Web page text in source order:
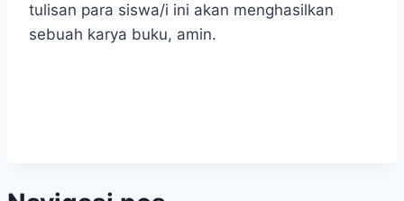
tulisan para siswa/i ini akan menghasilkan
sebuah karya buku, amin.